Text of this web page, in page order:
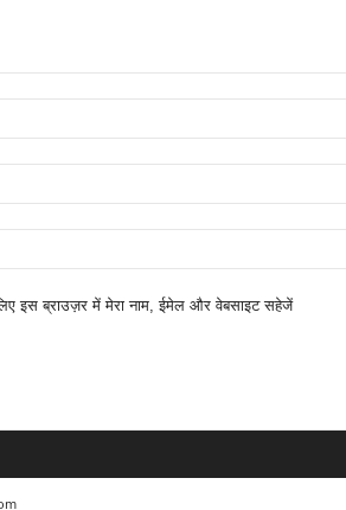
इस ब्राउज़र में मेरा नाम, ईमेल और वेबसाइट सहेजें